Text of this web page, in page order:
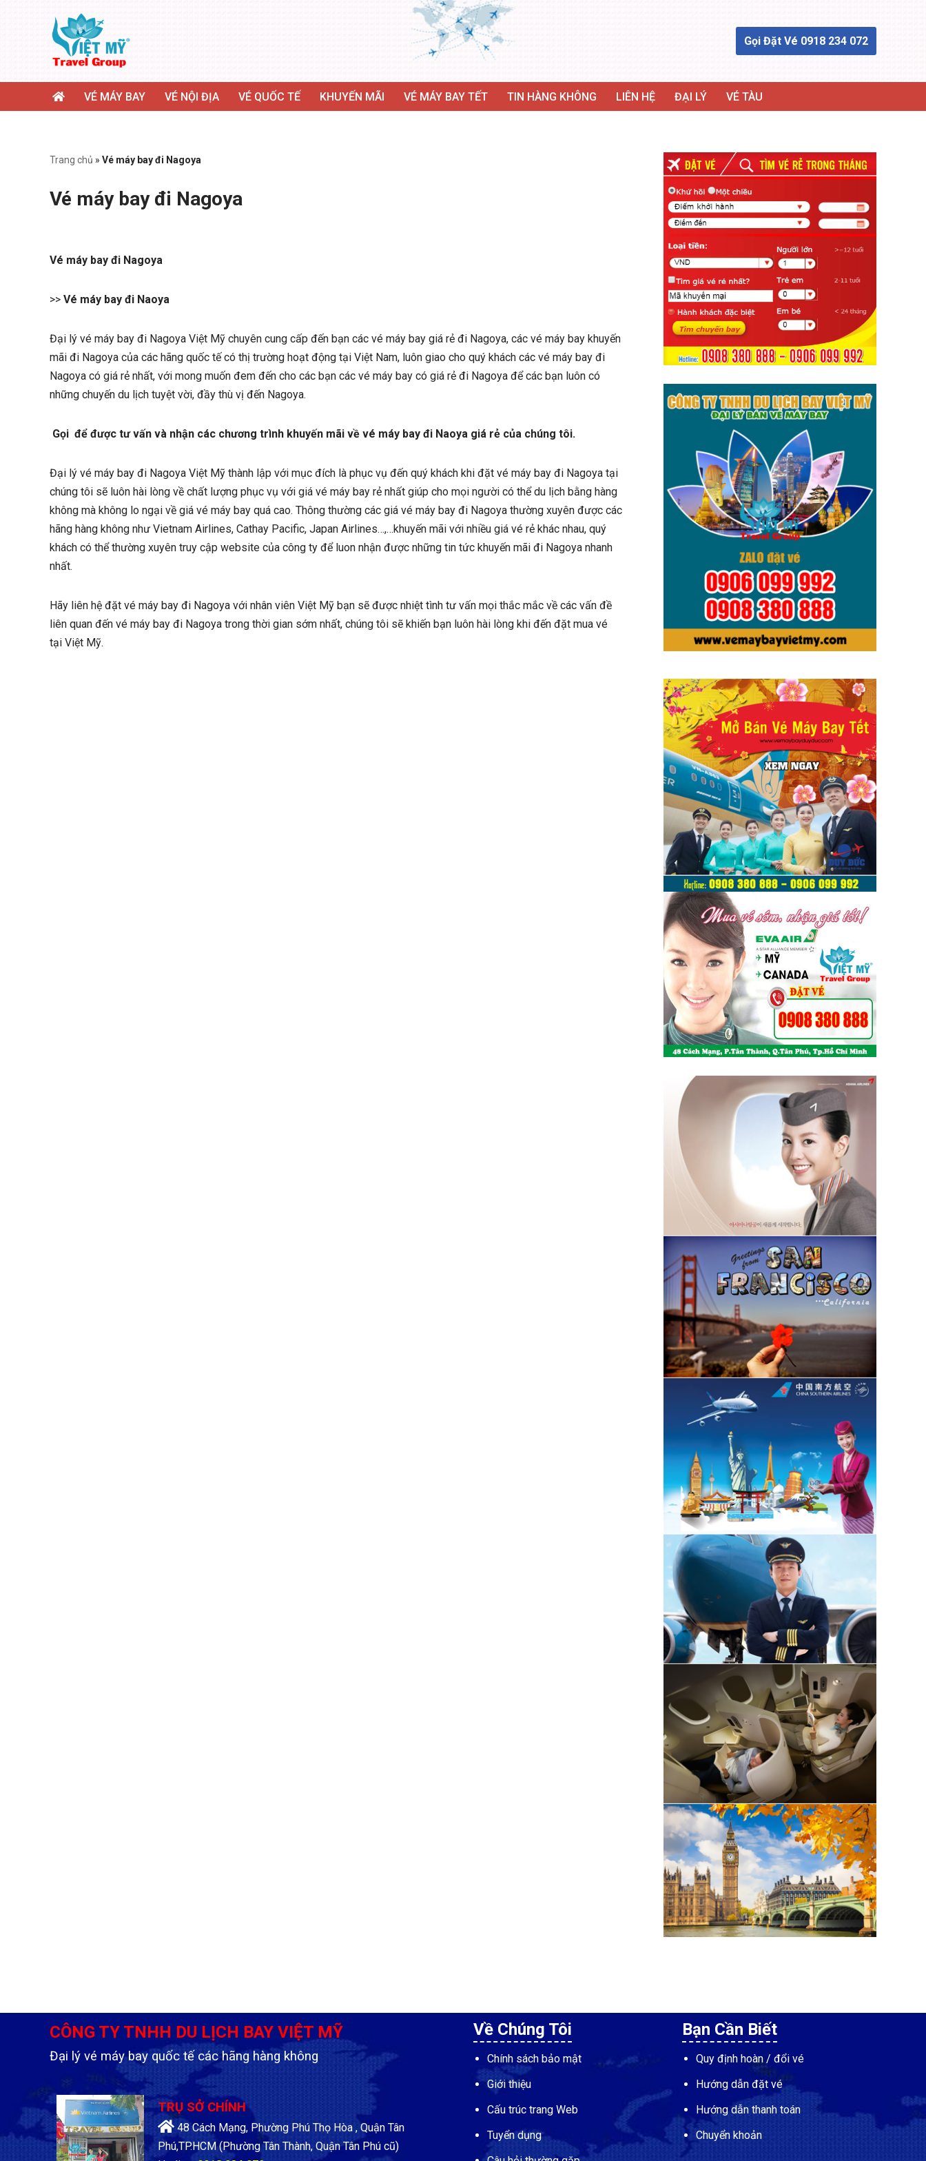
Gọi Đặt Vé 0918 234 072
VÉ MÁY BAY VÉ NỘI ĐỊA VÉ QUỐC TẾ KHUYẾN MÃI VÉ MÁY BAY TẾT TIN HÀNG KHÔNG LIÊN HỆ ĐẠI LÝ VÉ TÀU
Trang chủ » Vé máy bay đi Nagoya
Vé máy bay đi Nagoya
Vé máy bay đi Nagoya
>> Vé máy bay đi Naoya
Đại lý vé máy bay đi Nagoya Việt Mỹ chuyên cung cấp đến bạn các vé máy bay giá rẻ đi Nagoya, các vé máy bay khuyến
mãi đi Nagoya của các hãng quốc tế có thị trường hoạt động tại Việt Nam, luôn giao cho quý khách các vé máy bay đi
Nagoya có giá rẻ nhất, với mong muốn đem đến cho các bạn các vé máy bay có giá rẻ đi Nagoya để các bạn luôn có
những chuyến du lịch tuyệt vời, đầy thù vị đến Nagoya.
Gọi để được tư vấn và nhận các chương trình khuyến mãi về vé máy bay đi Naoya giá rẻ của chúng tôi.
Đại lý vé máy bay đi Nagoya Việt Mỹ thành lập với mục đích là phục vụ đến quý khách khi đặt vé máy bay đi Nagoya tại
chúng tôi sẽ luôn hài lòng về chất lượng phục vụ với giá vé máy bay rẻ nhất giúp cho mọi người có thể du lịch bằng hàng
không mà không lo ngại về giá vé máy bay quá cao. Thông thường các giá vé máy bay đi Nagoya thường xuyên được các
hãng hàng không như Vietnam Airlines, Cathay Pacific, Japan Airlines…,…khuyến mãi với nhiều giá vé rẻ khác nhau, quý
khách có thể thường xuyên truy cập website của công ty để luon nhận được những tin tức khuyến mãi đi Nagoya nhanh
nhất.
Hãy liên hệ đặt vé máy bay đi Nagoya với nhân viên Việt Mỹ bạn sẽ được nhiệt tình tư vấn mọi thắc mắc về các vấn đề
liên quan đến vé máy bay đi Nagoya trong thời gian sớm nhất, chúng tôi sẽ khiến bạn luôn hài lòng khi đến đặt mua vé
tại Việt Mỹ.
CÔNG TY TNHH DU LỊCH BAY VIỆT MỸ
Đại lý vé máy bay quốc tế các hãng hàng không
TRỤ SỞ CHÍNH
48 Cách Mạng, Phường Phú Thọ Hòa , Quận Tân
Phú,TP.HCM(Phường Tân Thành, Quận Tân Phú cũ)
Về Chúng Tôi
Chính sách bảo mật
Giới thiệu
Cấu trúc trang Web
Tuyển dụng
Bạn Cần Biết
Quy định hoàn / đổi vé
Hướng dẫn đặt vé
Hướng dẫn thanh toán
Chuyển khoản